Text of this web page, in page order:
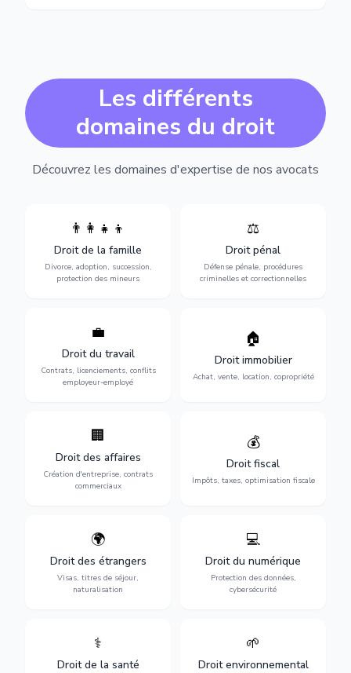
Les différents
domaines du droit
Découvrez les domaines d'expertise de nos avocats
👨‍👩‍👧‍👦
Droit de la famille
Divorce, adoption, succession,
protection des mineurs
Divorce, garde d'enfants,
adoption, succession et
protection des personnes
vulnérables.
⚖️
Droit pénal
Défense pénale, procédures
criminelles et correctionnelles
Expertise en matière pénale,
vue jusqu'au procès, pour
toute affaire correctionnelle
ou criminelle.
💼
Droit du travail
Contrats, licenciements, conflits
employeur-employé
Protection de vos droits au
licenciements, harcèlement,
discrimination et conflits
avec l'employeur.
🏠
Droit immobilier
Achat, vente, location, copropriété
Sécurisation de vos projets
immobiliers : achat, vente,
location, construction et
gestion de copropriété.
🏢
Droit des affaires
Création d'entreprise, contrats
commerciaux
Accompagnement complet
création, contrats
commerciaux, concurrence
et litiges.
💰
Droit fiscal
Impôts, taxes, optimisation fiscale
Optimisation de votre
situation fiscale :
déclarations, contentieux,
contrôles fiscaux et
planification.
🌍
Droit des étrangers
Visas, titres de séjour,
naturalisation
Obtention de vos droits de
séjour : visas, cartes de
séjour, regroupement
familial et naturalisation.
💻
Droit du numérique
Protection des données,
cybersécurité
Protection de vos activités
numériques : RGPD,
cybersécurité, e-commerce
et propriété digitale.
⚕️
Droit de la santé
Défense de vos droits
médicales, responsabilité
🌱
Droit environnemental
Protection de
conformité